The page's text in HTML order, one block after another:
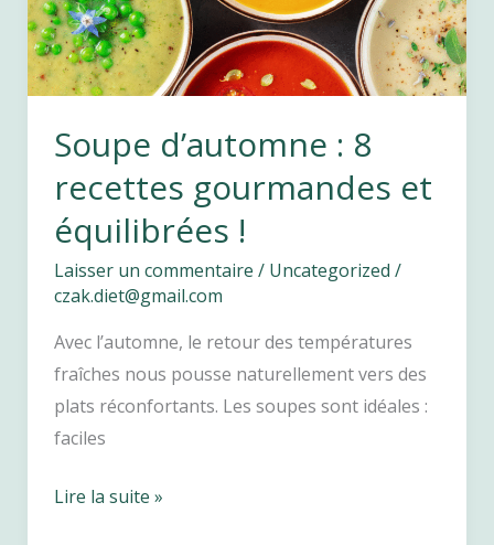
et
agir
autrement
Soupe d’automne : 8
recettes gourmandes et
équilibrées !
Laisser un commentaire / Uncategorized /
czak.diet@gmail.com
Avec l’automne, le retour des températures
fraîches nous pousse naturellement vers des
plats réconfortants. Les soupes sont idéales :
faciles
Soupe
Lire la suite »